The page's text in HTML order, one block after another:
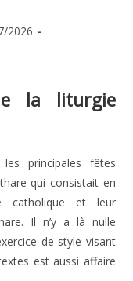
2026
la liturgie
principales fêtes
qui consistait en
catholique et leur
Il n’y a là nulle
de style visant
est aussi affaire